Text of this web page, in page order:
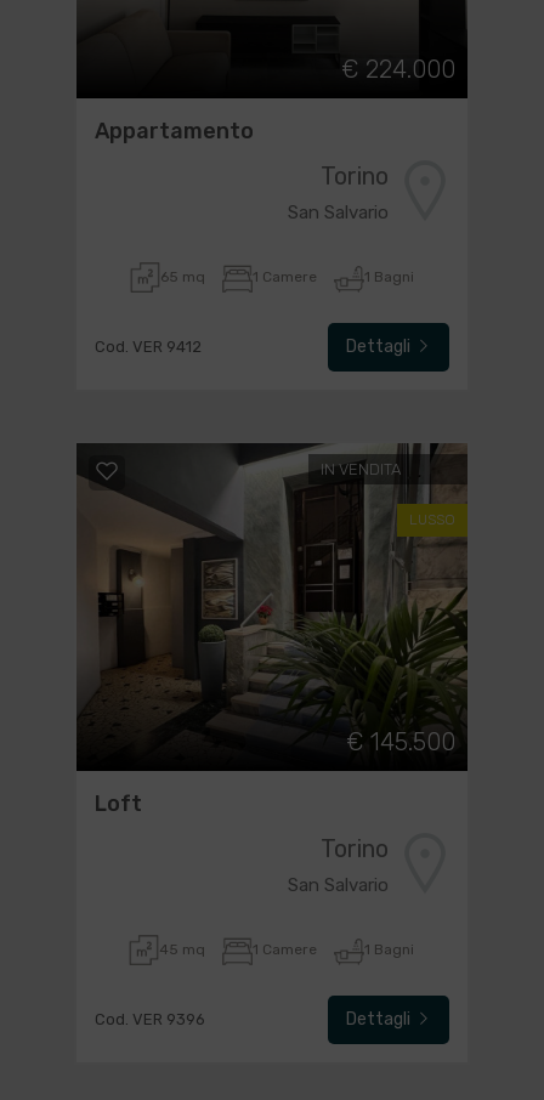
€ 224.000
Appartamento
Torino
San Salvario
65 mq 1 Camere 1 Bagni
Cod. VER 9412 Dettagli
IN VENDITA
LUSSO
€ 145.500
Loft
Torino
San Salvario
45 mq 1 Camere 1 Bagni
Cod. VER 9396 Dettagli